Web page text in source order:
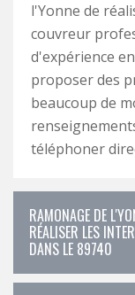
l'Yonne de
couvreur
d'expérience
proposer des
beaucoup de
téléphoner
RAMONAGE DE
RÉALISER LES
DANS LE 89740